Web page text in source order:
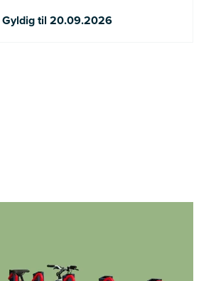
Gyldig til 20.09.2026